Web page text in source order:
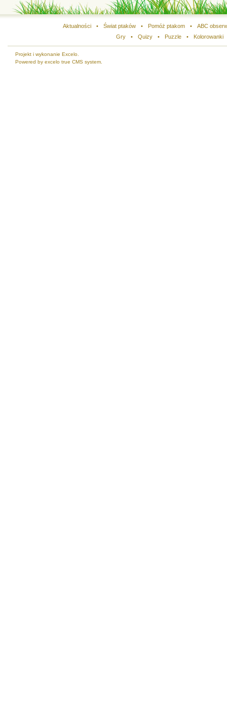
Aktualności • Świat ptaków • Pomóż ptakom •
ABC
Gry
• Quizy • Puzzle • Kolorowanki
Projekt i wykonanie Excelo.
Powered by excelo true CMS system.